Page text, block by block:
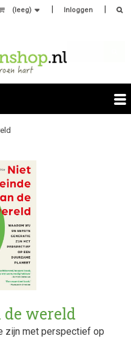
Inloggen
(leeg)
wereld
zijn met perspectief op